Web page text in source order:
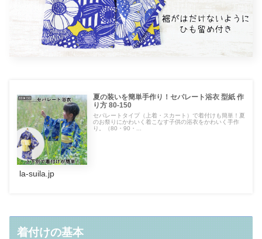
夏の装いを簡単手作り！セパレート浴衣 型紙 作
り方 80-150
セパレートタイプ（上着・スカート）で着付けも簡単！夏
のお祭りにかわいく着こなす子供の浴衣をかわいく手作
り。（80・90・...
la-suila.jp
着付けの基本